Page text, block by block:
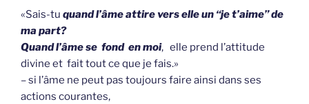
«Sais-tu quand l’âme attire vers elle un “je t’aime” de
ma part?
Quand l’âme se fond en moi, elle prend l’attitude
divine et fait tout ce que je fais.»
– si l’âme ne peut pas toujours faire ainsi dans ses
actions courantes,